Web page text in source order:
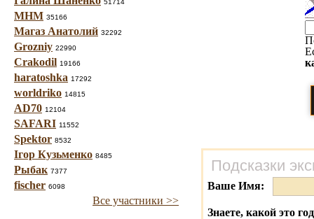
51714
МНМ 35166
Магаз Анатолий 32292
Grozniy 22990
Crakodil 19166
haratoshka 17292
worldriko 14815
AD70 12104
SAFARI 11552
Spektor 8532
Ігор Кузьменко 8485
Рыбак 7377
fischer 6098
Все участники >>
Подсказки
Ваше Имя:
Знаете, какой это